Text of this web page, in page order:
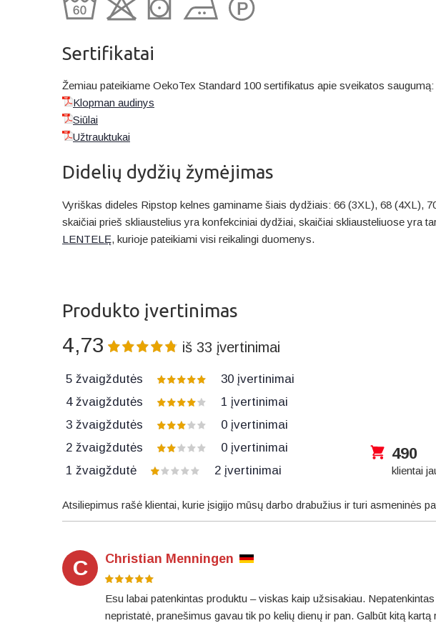
Sertifikatai
Žemiau pateikiame OekoTex Standard 100 sertifikatus apie sveikatos saugumą:
Klopman audinys
Siūlai
Užtrauktukai
Didelių dydžių žymėjimas
Vyriškas dideles Ripstop kelnes gaminame šiais dydžiais: 66 (3XL), 68 (4XL),
skaičiai prieš skliaustelius yra konfekciniai dydžiai, skaičiai skliausteliuose yra
LENTELĘ, kurioje pateikiami visi reikalingi duomenys.
Produkto įvertinimas
4,73 iš 33 įvertinimai
5 žvaigždutės 30 įvertinimai
4 žvaigždutės
1 įvertinimai
3 žvaigždutės
0 įvertinimai
2 žvaigždutės
0 įvertinimai
1 žvaigždutė
2 įvertinimai
490
klientai
Atsiliepimus rašė klientai, kurie įsigijo mūsų darbo drabužius ir turi asmeninės
C Christian Menningen
Esu labai patenkintas produktu – viskas kaip užsisakiau.
nepristatė, pranešimus gavau tik po kelių dienų ir pan. Galbūt kitą kartą